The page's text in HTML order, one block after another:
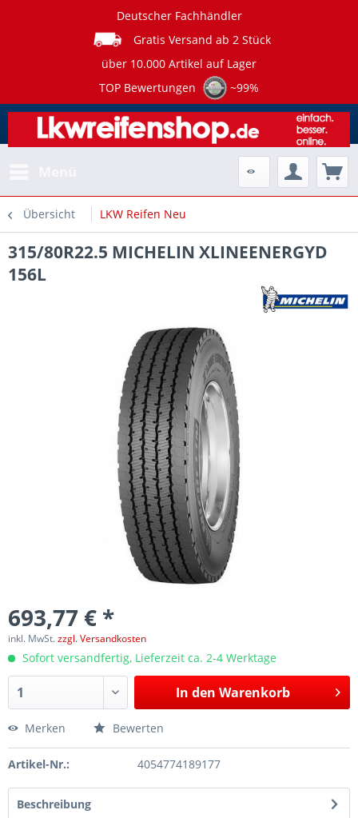
Deutscher Fachhändler
Gratis Versand ab 2 Stück
über 10.000 Artikel auf Lager
TOP Bewertungen
~99%
Übersicht LKW Reifen Neu
315/80R22.5 MICHELIN XLINEENERGYD
156L
693,77 € *
inkl. MwSt.zzgl. Versandkosten
Sofort versandfertig, Lieferzeit ca. 2-4 Werktage
In den Warenkorb
Merken Bewerten
Artikel-Nr.: 4054774189177
Beschreibung